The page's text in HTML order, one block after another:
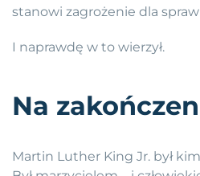
stanowi zagrożenie dla
I naprawdę w to wierzył.
Na
Martin Luther King Jr. był